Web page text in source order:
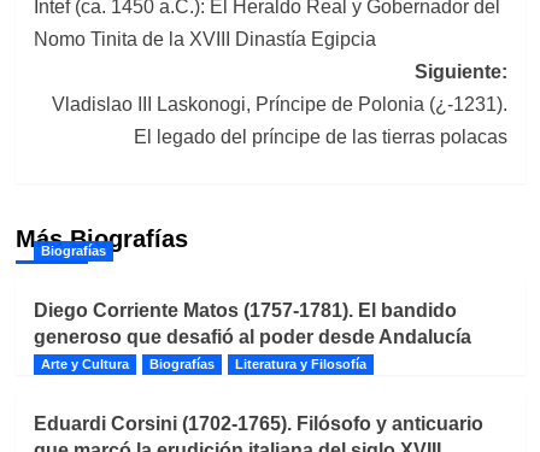
de
Intef (ca. 1450 a.C.): El Heraldo Real y Gobernador del
Nomo Tinita de la XVIII Dinastía Egipcia
Siguiente:
Vladislao III Laskonogi, Príncipe de Polonia (¿-1231).
El legado del príncipe de las tierras polacas
Más Biografías
Biografías
Diego Corriente Matos (1757-1781). El bandido
generoso que desafió al poder desde Andalucía
Arte y Cultura Biografías Literatura y Filosofía
Eduardi Corsini (1702-1765). Filósofo y anticuario